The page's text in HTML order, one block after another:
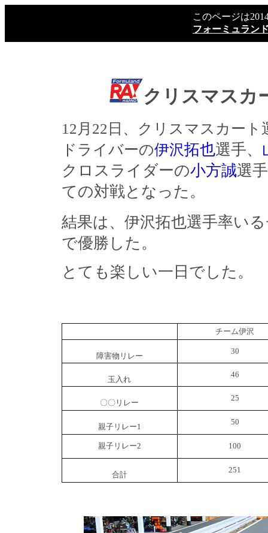
このページは
フォーミュラン
クリスマスカ
12月22日、クリスマスカー
ドライバーの伊沢拓也選手、
クロスライダーの小方誠選
ての対戦となった。
結果は、伊沢拓也選手率い
で優勝した。
とても楽しい一日でした。
チーム伊沢
障害物リレー
30
玉入れ
46
〇〇リレー
25
親子リレー1
50
親子リレー2 100
合計
251